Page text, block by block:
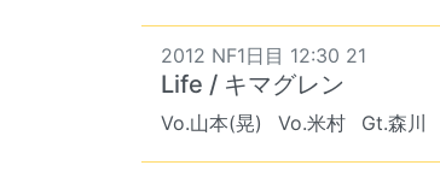
2012 NF1日目 12:30 21
Life / キマグレン
Vo.山本(晃) Vo.米村 Gt.森川